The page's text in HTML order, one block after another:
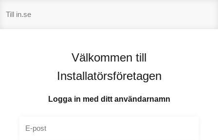
innehåll
Till in.se
Välkommen till
Installatörsföretagen
Logga in med ditt användarnamn
E-post